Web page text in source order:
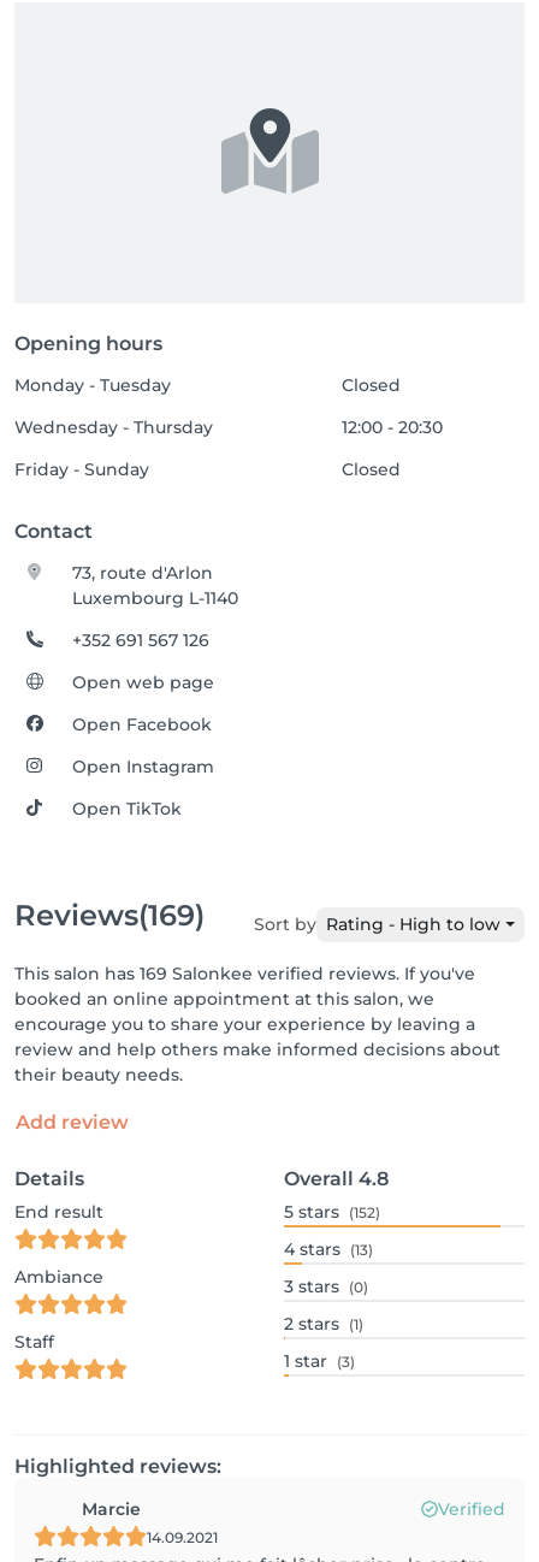
Opening hours
Monday - Tuesday
Closed
Wednesday - Thursday
12:00 - 20:30
Friday - Sunday
Closed
Contact
73, route d'Arlon
Luxembourg L-1140
+352 691 567 126
Open web page
Open Facebook
Open Instagram
Open TikTok
Reviews(169) Sort by Rating - High to low
This salon has 169 Salonkee verified reviews. If you've
booked an online appointment at this salon, we
encourage you to share your experience by leaving a
review and help others make informed decisions about
their beauty needs.
Add review
Details
End result
Ambiance
Staff
Overall 4.8
5 stars (152)
4 stars (13)
3 stars (0)
2 stars (1)
1 star (3)
Highlighted reviews:
Marcie Verified
14.09.2021